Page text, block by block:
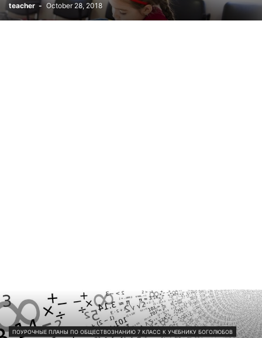
teacher - October 28, 2018
ПОУРОЧНЫЕ ПЛАНЫ ПО ОБЩЕСТВОЗНАНИЮ 7 КЛАСС К УЧЕБНИКУ БОГОЛЮБОВ